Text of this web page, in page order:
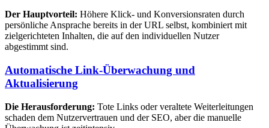
Der Hauptvorteil: Höhere Klick- und Konversionsraten durch
persönliche Ansprache bereits in der URL selbst, kombiniert mit
zielgerichteten Inhalten, die auf den individuellen Nutzer
abgestimmt sind.
Automatische Link-Überwachung und
Aktualisierung
Die Herausforderung: Tote Links oder veraltete Weiterleitungen
schaden dem Nutzervertrauen und der SEO, aber die manuelle